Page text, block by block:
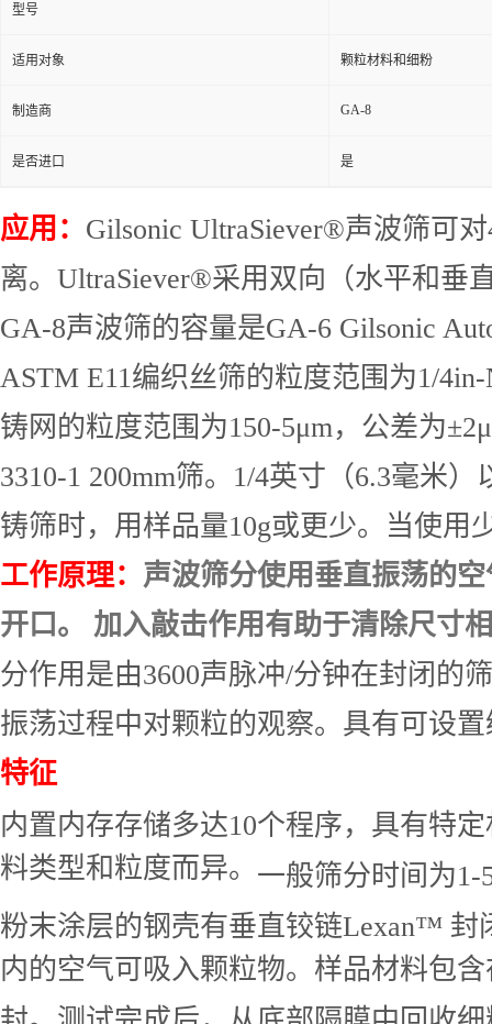
型号
适用对象 颗粒材料和细粉
制造商 GA-8
是否进口 是
应用： Gilsonic UltraSiever®声波筛可对
离。 UltraSiever®采用双向（水平和垂
GA-8声波筛的容量是GA-6 Gilsonic
ASTM E11编织丝筛的粒度范围为1/
铸网的粒度范围为150-5μm，公差为
3310-1 200mm筛。 1/4英寸（6.3毫米）
铸筛时， 用样品量10g或更少。当使用
工作原理： 声波筛分使用垂直振荡的
开口。 加入敲击作用有助于清除尺寸
分作用是由3600声脉冲/分钟在封闭的
振荡过程中对颗粒的观察。 具有可设置
特征
内置内存存储多达10个程序，具有特
料类型和粒度而异。 一般筛分时间为1-
粉末涂层的钢壳有垂直铰链Lexan™ 封
内的空气可吸入颗粒物。样品材料包